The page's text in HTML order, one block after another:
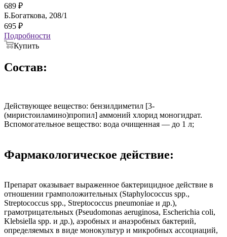
689 ₽
Б.Богаткова, 208/1
695 ₽
Подробности
Купить
Состав:
Действующее вещество: бензилдиметил [3-
(миристоиламино)пропил] аммоний хлорид моногидрат.
Вспомогательное вещество: вода очищенная — до 1 л;
Фармакологическое действие:
Препарат оказывает выраженное бактерицидное действие в
отношении грамположительных (Staphylococcus spp.,
Streptococcus spp., Streptococcus pneumoniae и др.),
грамотрицательных (Pseudomonas aeruginosa, Escherichia coli,
Klebsiella spp. и др.), аэробных и анаэробных бактерий,
определяемых в виде монокультур и микробных ассоциаций,